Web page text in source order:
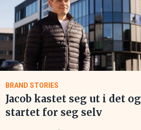
BRAND STORIES
Jacob kastet seg ut i det og
startet for seg selv